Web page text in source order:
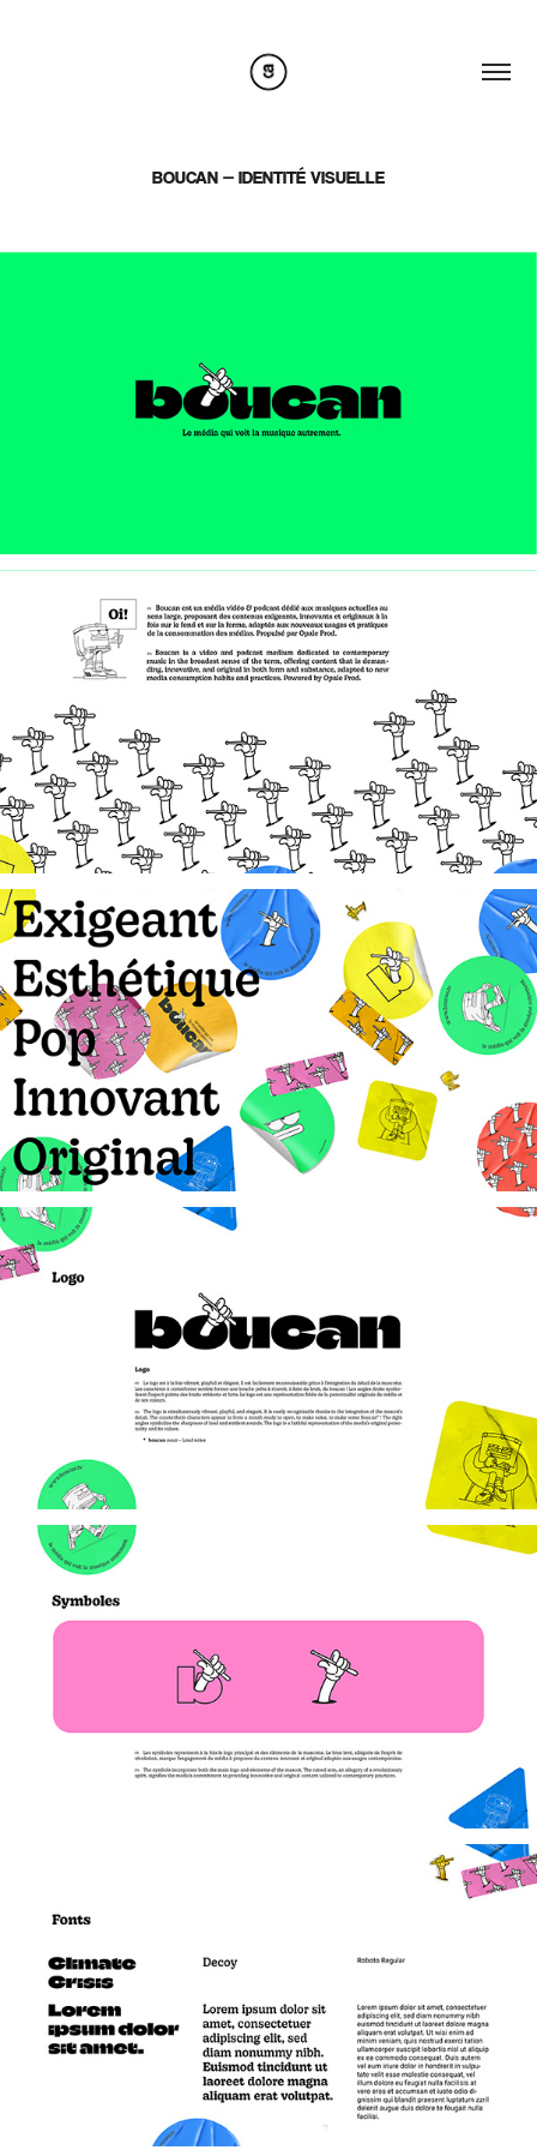
BOUCAN — IDENTITÉ VISUELLE